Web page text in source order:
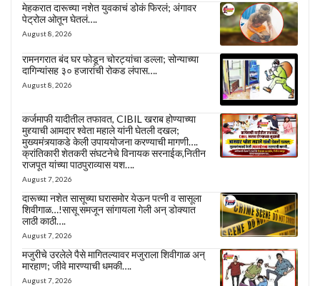
मेहकरात दारूच्या नशेत युवकाचं डोकं फिरलं; अंगावर
पेट्रोल ओतून घेतलं….
August 8, 2026
रामनगरात बंद घर फोडून चोरट्यांचा डल्ला; सोन्याच्या
दागिन्यांसह ३० हजारांची रोकड लंपास….
August 8, 2026
कर्जमाफी यादीतील तफावत, CIBIL खराब होण्याच्या
मुद्द्याची आमदार श्वेता महाले यांनी घेतली दखल;
मुख्यमंत्र्याकडे केली उपाययोजना करण्याची मागणी….
क्रांतिकारी शेतकरी संघटनेचे विनायक सरनाईक,नितीन
राजपूत यांच्या पाठपुराव्यास यश….
August 7, 2026
दारूच्या नशेत सासूच्या घरासमोर येऊन पत्नी व सासूला
शिवीगाळ…!सासू समजून सांगायला गेली अन् डोक्यात
लाठी काठी….
August 7, 2026
मजुरीचे उरलेले पैसे मागितल्यावर मजुराला शिवीगाळ अन्
मारहाण; जीवे मारण्याची धमकी….
August 7, 2026